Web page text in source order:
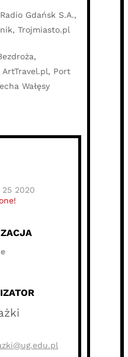
Radio Gdańsk S.A.,
Trojmiasto.pl
Port
Wałęsy
2020